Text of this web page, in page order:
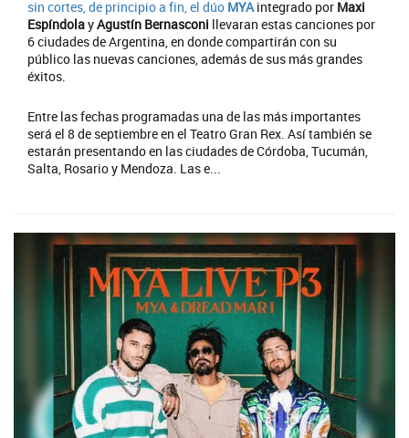
sin cortes, de principio a fin, el dúo MYA integrado por Maxi
EspíndolayAgustín Bernasconi llevaran estas canciones por
6 ciudades de Argentina, en donde compartirán con su
público las nuevas canciones, además de sus más grandes
éxitos.
Entre las fechas programadas una de las más importantes
será el 8 de septiembre en el Teatro Gran Rex. Así también se
estarán presentando en las ciudades de Córdoba, Tucumán,
Salta, Rosario y Mendoza. Las e...